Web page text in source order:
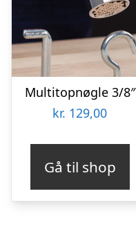
Multitopnøgle 3/8″
kr. 129,00
Gå til shop